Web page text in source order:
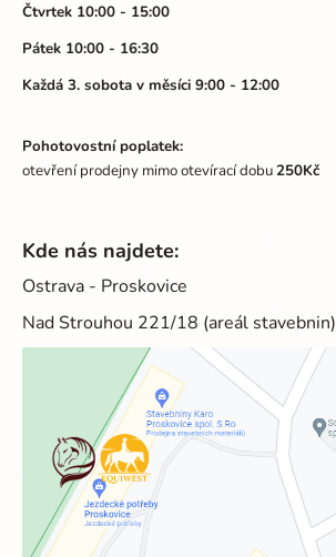
Čtvrtek 10:00 - 15:00
Pátek 10:00 - 16:30
Každá 3. sobota v měsíci 9:00 - 12:00
Pohotovostní poplatek:
otevření prodejny mimo otevírací dobu250Kč
Kde nás najdete:
Ostrava - Proskovice
Nad Strouhou 221/18 (areál stavebnin)